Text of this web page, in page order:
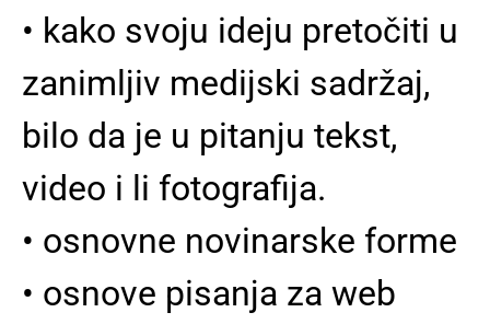
• kako svoju ideju pretočiti u
zanimljiv medijski sadržaj,
bilo da je u pitanju tekst,
video i li fotografija.
• osnovne novinarske forme
• osnove pisanja za web